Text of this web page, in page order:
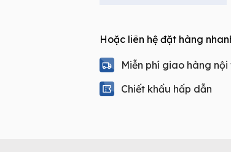
8879BY(1)
Hoặc liên hệ đặt hàng
Miễn phí giao hàng nội
Chiết khấu hấp dẫn